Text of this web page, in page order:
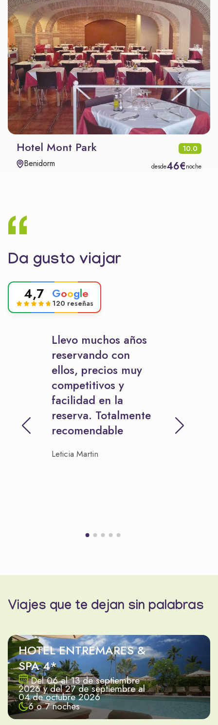
Hotel Mont Park 10.0
Benidorm desde46€noche
Da gusto viajar
4,7 Google
120 reseñas
Llevo muchos años
reservando con
ellos, precios muy
competitivos y
facilidad en la
reserva. Totalmente
recomendable
Leticia Martin
Viajes que te dejan sin palabras
HOTEL ENTREMARES &
SPA 4*
Del 06 al 13 de septiembre
2026 y del 27 de septiembre al
04 de octubre 2026
6 o 7 noches